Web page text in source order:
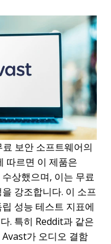
보안 소프트웨어의
따르면 이 제품은
상했으며, 이는 무료
강조합니다. 이 소프
성능 테스트 지표에
. 특히 Reddit과 같은
가 오디오 결함